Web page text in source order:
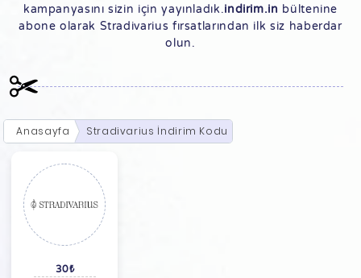
kampanyasını sizin için yayınladık.indirim.in bültenine
abone olarak Stradivarius fırsatlarından ilk siz haberdar
olun.
Anasayfa Stradivarius İndirim Kodu
30₺